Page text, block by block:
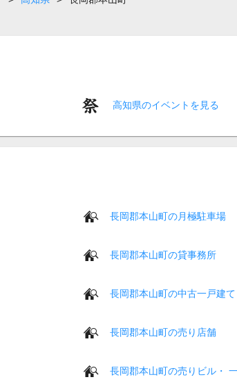
高知県のイベントを見る
長岡郡本山町の月極駐車場
長岡郡本山町の貸事務所
長岡郡本山町の中古一戸建て
長岡郡本山町の売り店舗
長岡郡本山町の売りビル・